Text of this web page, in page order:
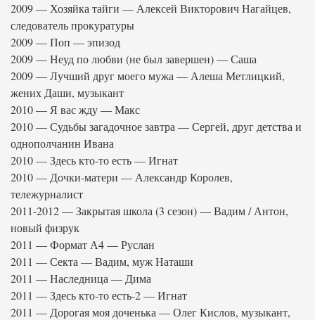
2009 — Хозяйка тайги — Алексей Викторович Нагайцев,
следователь прокуратуры
2009 — Поп — эпизод
2009 — Неуд по любви (не был завершен) — Саша
2009 — Лучший друг моего мужа — Алеша Метлицкий,
жених Даши, музыкант
2010 — Я вас жду — Макс
2010 — Судьбы загадочное завтра — Сергей, друг детства и
однополчанин Ивана
2010 — Здесь кто-то есть — Игнат
2010 — Дочки-матери — Александр Королев,
тележурналист
2011-2012 — Закрытая школа (3 сезон) — Вадим / Антон,
новый физрук
2011 — Формат А4 — Руслан
2011 — Секта — Вадим, муж Наташи
2011 — Наследница — Дима
2011 — Здесь кто-то есть-2 — Игнат
2011 — Дорогая моя доченька — Олег Кислов, музыкант,